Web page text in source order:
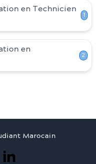
en Technicien
1
en
2
Marocain